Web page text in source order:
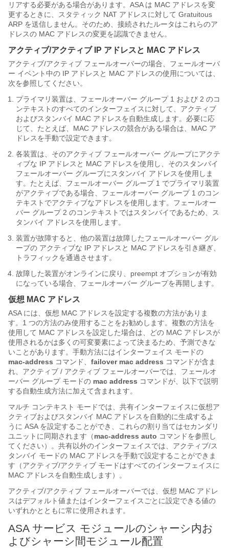
リアする必要がある場合があります。 ASAは MAC アドレスを変
更するときに、スタティック NAT アドレスに対して Gratuitous
ARP を送信しません。そのため、接続されたルータはこれらのア
ドレスの MAC アドレスの変更を認識できません。
アクティブ/アクティブ IP アドレスと MAC アドレス
アクティブ/アクティブ フェールオーバーの場合、フェールオーバ
ー イベント中の IP アドレスと MAC アドレスの使用については、
次を参照してください。
プライマリ装置は、フェールオーバー グループ 1 および 2 のコ
ンテキストのすべてのインターフェイスに対して、アクティブ
およびスタンバイ MAC アドレスを自動生成します。必要に応
じて、たとえば、MAC アドレスの競合がある場合は、MAC ア
ドレスを手動で設定できます。
各装置は、そのアクティブ フェールオーバー グループにアクテ
ィブな IP アドレスと MAC アドレスを使用し、そのスタンバイ
フェールオーバー グループにスタンバイ アドレスを使用しま
す。たとえば、フェールオーバー グループ 1 でプライマリ装置
がアクティブである場合、フェールオーバー グループ 1 のコン
テキストでアクティブなアドレスを使用します。フェールオー
バー グループ 2 のコンテキストではスタンバイであるため、ス
タンバイ アドレスを使用します。
装置が故障すると、他の装置は故障したフェールオーバー グル
ープの アクティブな IP アドレスと MAC アドレスを引き継ぎ、
トラフィックを通過させます。
故障した装置がオンラインに戻り、preempt オプションが有効
になっている場合、フェールオーバー グループを再開します。
仮想 MAC アドレス
ASAには、仮想 MAC アドレスを設定する複数の方法がありま
す。1 つの方法のみ使用することをお勧めします。複数の方法を
使用して MAC アドレスを設定した場合は、どの MAC アドレスが
使用されるかは多くの可変要素によって決まるため、予測できな
いことがあります。 手動方法にはインターフェイス モードの
mac-address コマンド、 failover mac address コマンドが含ま
れ、アクティブ / アクティブ フェールオーバーでは、フェールオ
ーバー グループ モードの mac address コマンドが、以下で説明
する自動生成方法に加えて含まれます。
マルチ コンテキスト モードでは、共有インターフェイスに仮想ア
クティブおよびスタンバイ MAC アドレスを自動的に生成するよ
うに ASA を設定することができ、これらの割り当てはセカンダリ
ユニットに同期されます（mac-address auto コマンドを参照し
てください）。共有以外のインターフェイスでは、アクティブ/ス
タンバイ モードの MAC アドレスを手動で設定することができま
す（アクティブ/アクティブ モードはすべてのインターフェイスに
MAC アドレスを自動生成します）。
アクティブ/アクティブ フェールオーバーでは、仮想 MAC アドレ
スはデフォルト値またはインターフェイスごとに設定できる値の
いずれかとともに常に使用されます。
ASA サービス モジュールのシャーシ内お
よびシャーシ間モジュール配置